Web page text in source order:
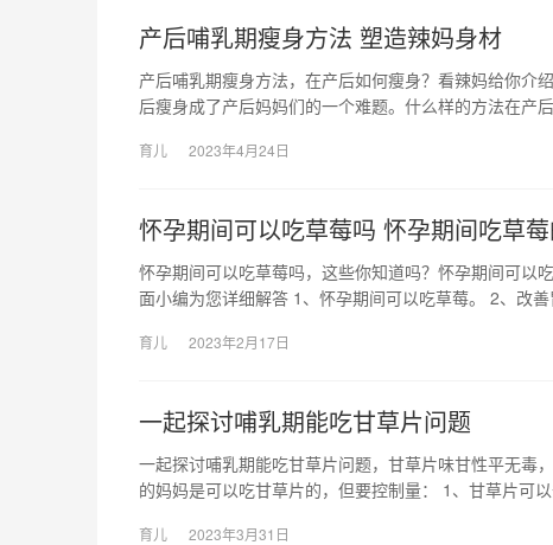
产后哺乳期瘦身方法 塑造辣妈身材
产后哺乳期瘦身方法，在产后如何瘦身？看辣妈给你介
后瘦身成了产后妈妈们的一个难题。什么样的方法在产
育儿 2023年4月24日
怀孕期间可以吃草莓吗 怀孕期间吃草
怀孕期间可以吃草莓吗，这些你知道吗？怀孕期间可以
面小编为您详细解答 1、怀孕期间可以吃草莓。 2、改
育儿 2023年2月17日
一起探讨哺乳期能吃甘草片问题
一起探讨哺乳期能吃甘草片问题，甘草片味甘性平无毒
的妈妈是可以吃甘草片的，但要控制量： 1、甘草片可
育儿 2023年3月31日